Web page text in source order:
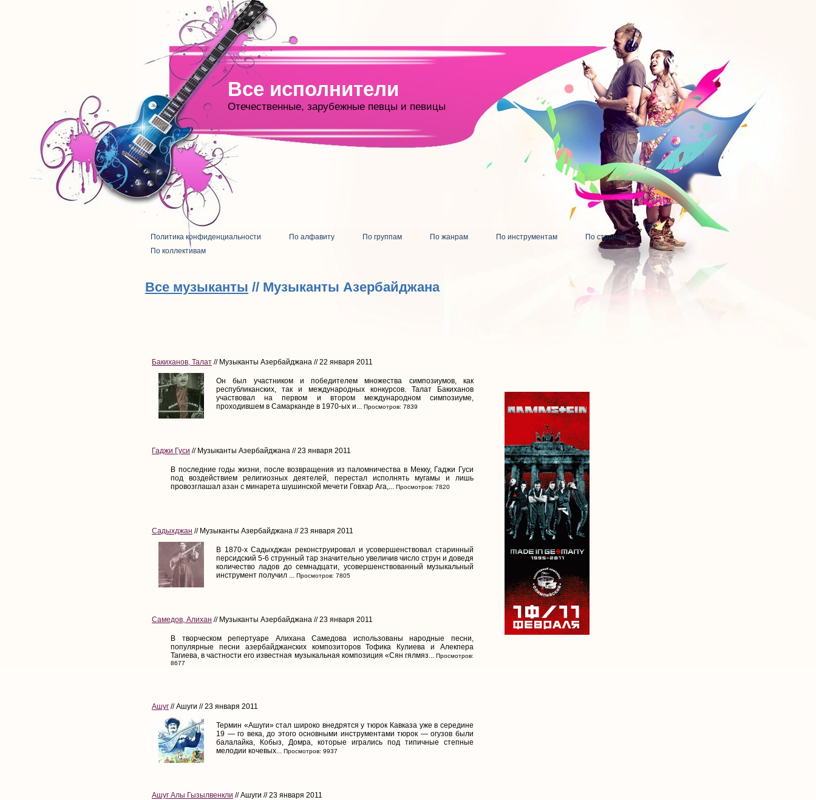
Все исполнители
Отечественные, зарубежные певцы и певицы
Политика конфиденциальности По алфавиту По группам По жанрам По инструментам
По странам
По коллективам
Все музыканты // Музыканты Азербайджана
Бакиханов, Талат // Музыканты Азербайджана // 22 января 2011
Он был участником и победителем множества симпозиумов, как
республиканских, так и международных конкурсов. Талат Бакиханов
участвовал на первом и втором международном симпозиуме,
проходившем в Самарканде в 1970-ых и... Просмотров: 7839
Гаджи Гуси // Музыканты Азербайджана // 23 января 2011
В последние годы жизни, после возвращения из паломничества в Мекку, Гаджи Гуси
под воздействием религиозных деятелей, перестал исполнять мугамы и лишь
провозглашал азан с минарета шушинской мечети Говхар Ага,... Просмотров: 7820
Садыхджан // Музыканты Азербайджана // 23 января 2011
В 1870-х Садыхджан реконструировал и усовершенствовал старинный
персидский 5-6 струнный тар значительно увеличив число струн и доведя
количество ладов до семнадцати, усовершенствованный музыкальный
инструмент получил ... Просмотров: 7805
Самедов, Алихан // Музыканты Азербайджана // 23 января 2011
В творческом репертуаре Алихана Самедова использованы народные песни,
популярные песни азербайджанских композиторов Тофика Кулиева и Алекпера
Тагиева, в частности его известная музыкальная композиция «Сян гялмяз... Просмотров:
8677
Ашуг // Ашуги // 23 января 2011
Термин «Ашуги» стал широко внедрятся у тюрок Кавказа уже в середине
19 — го века, до этого основными инструментами тюрок — огузов были
балалайка, Кобыз, Домра, которые игрались под типичные степные
мелодии кочевых... Просмотров: 9937
Ашуг Алы Гызылвенкли // Ашуги // 23 января 2011